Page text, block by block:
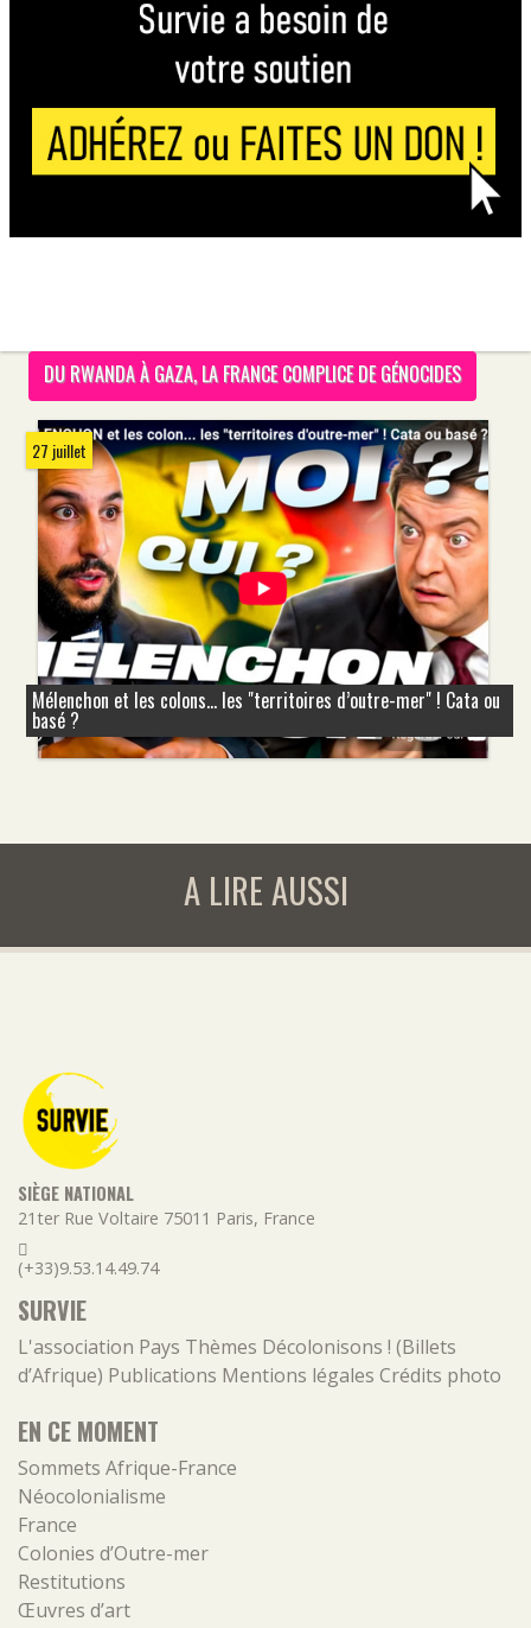
DU RWANDA À GAZA, LA FRANCE COMPLICE DE GÉNOCIDES
27 juillet
Mélenchon et les colons... les "territoires d’outre-mer" ! Cata ou
basé ?
A LIRE AUSSI
SIÈGE NATIONAL
21ter Rue Voltaire 75011 Paris, France
(+33)9.53.14.49.74
SURVIE
L'association Pays Thèmes Décolonisons ! (Billets
d’Afrique) Publications Mentions légales Crédits photo
EN CE MOMENT
Sommets Afrique-France
Néocolonialisme
France
Colonies d’Outre-mer
Restitutions
Œuvres d’art